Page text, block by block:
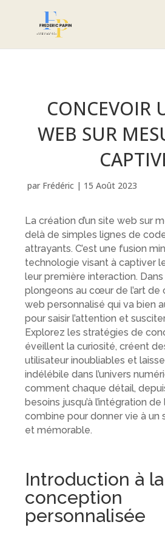
CONCEVOIR
WEB SUR
par Frédéric| 15 Août 2023
La création d’un site web sur
delà de simples lignes de
attrayants. C’est une fusion
technologie visant à captiver
leur première interaction.
plongeons au cœur de l’art de
web personnalisé qui va bien
pour saisir l’attention et
Explorez les stratégies de
éveillent la curiosité, créent
utilisateur inoubliables et
indélébile dans l’univers
comment chaque détail,
besoins jusqu’à l’intégration de
combine pour donner vie à un
et mémorable.
Introduction à la
conception
personnalisée